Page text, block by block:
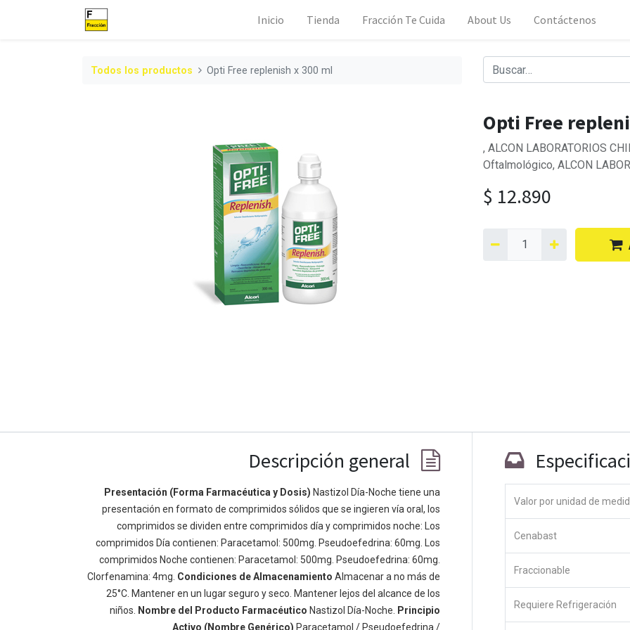
Inicio Tienda Fracción Te Cuida About Us Contáctenos
Todos los productos Opti Free replenish x 300 ml
Opti Free
, ALCON LABORATORIOS
Oftalmológico, ALCON
$ 12.890
Descripción general
Presentación (Forma Farmacéutica y Dosis) Nastizol Día-Noche tiene una
presentación en formato de comprimidos sólidos que se ingieren vía oral, los
comprimidos se dividen entre comprimidos día y comprimidos noche: Los
comprimidos Día contienen: Paracetamol: 500mg. Pseudoefedrina: 60mg. Los
comprimidos Noche contienen: Paracetamol: 500mg. Pseudoefedrina: 60mg.
Clorfenamina: 4mg. Condiciones de Almacenamiento Almacenar a no más de
25°C. Mantener en un lugar seguro y seco. Mantener lejos del alcance de los
niños.
Nombre del Producto Farmacéutico Nastizol Día-Noche.
Principio
Activo (Nombre Genérico) Paracetamol / Pseudoefedrina /
Valor por unidad de
Cenabast
Fraccionable
Requiere Refrigeración
Enlaces de Ínteres
Inicio
Acerca de
Productos
Servicios
Política de privacidad
Acerca de
Somos un equipo de personas apasionadas cuyo objetivo es
mejorar la vida de todos a través de productos disruptivos.
Construimos grandes productos para resolver sus problemas
de negocio. Nuestros productos están diseñados para
pequeñas y medianas empresas dispuestas a optimizar su
rendimiento.